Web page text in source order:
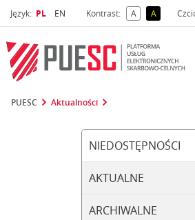
Język: Wybrany język
PL Wybierz język
EN Kontrast: Akontrast
Akontrast
PUESC Aktualności
NIEDOSTĘPNOŚCI
AKTUALNE
ARCHIWALNE